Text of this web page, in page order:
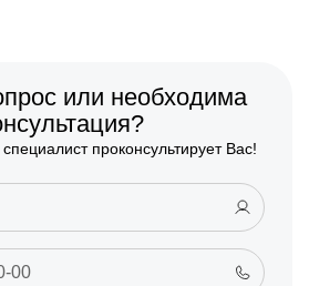
или необходима
проконсультирует Вас!